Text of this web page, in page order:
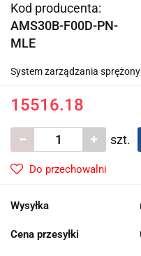
Kod producenta:
AMS30B-F00D-PN-
MLE
System zarządzania
15516.18
szt.
Do przechowalni
Wysyłka
Cena przesyłki